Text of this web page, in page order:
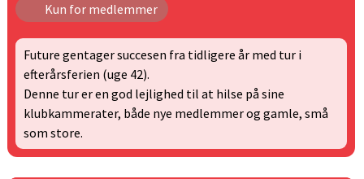
Kun for medlemmer
Future gentager succesen fra tidligere år med tur i
efterårsferien (uge 42).
Denne tur er en god lejlighed til at hilse på sine
klubkammerater, både nye medlemmer og gamle, små
som store.